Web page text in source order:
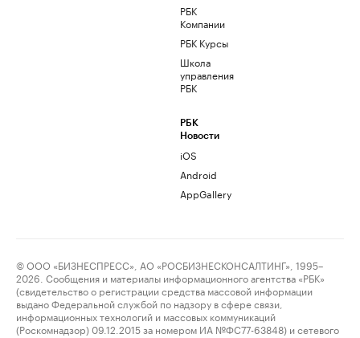
РБК
Компании
РБК Курсы
Школа
управления
РБК
РБК
Новости
iOS
Android
AppGallery
© ООО «БИЗНЕСПРЕСС», АО «РОСБИЗНЕСКОНСАЛТИНГ», 1995–
2026. Сообщения и материалы информационного агентства «РБК»
(свидетельство о регистрации средства массовой информации
выдано Федеральной службой по надзору в сфере связи,
информационных технологий и массовых коммуникаций
(Роскомнадзор) 09.12.2015 за номером ИА №ФС77-63848) и сетевого